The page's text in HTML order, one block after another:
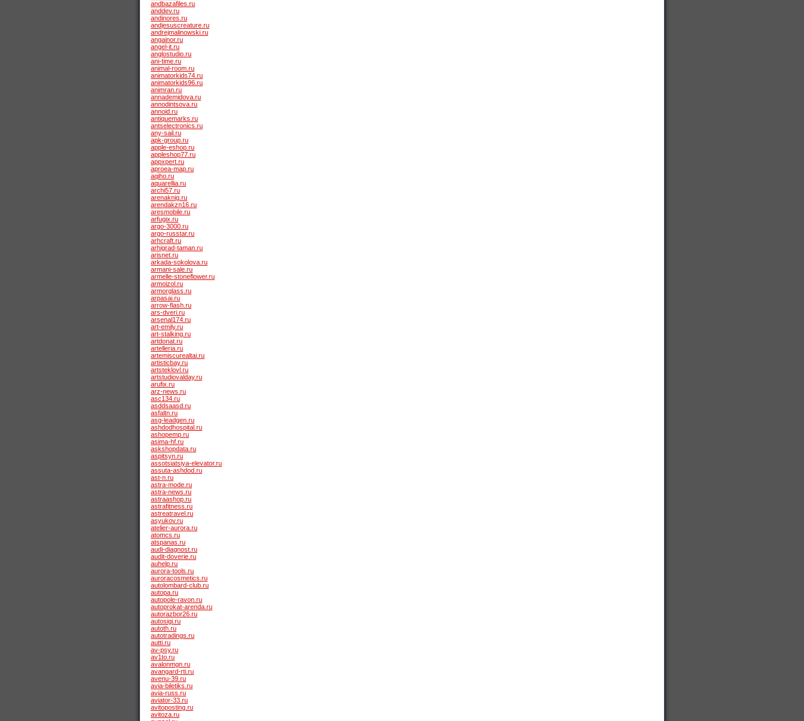
andbazafiles.ru
anddev.ru
andinores.ru
andjesuscreature.ru
andrejmalinowski.ru
angainor.ru
angel-it.ru
anglostudio.ru
ani-time.ru
animal-room.ru
animatorkids74.ru
animatorkids96.ru
animran.ru
annademidova.ru
annodintsova.ru
annoid.ru
antiquemarks.ru
antselectronics.ru
any-sail.ru
apk-group.ru
apple-eshop.ru
appleshop77.ru
appxpert.ru
aproea-map.ru
aqiho.ru
aquarellia.ru
archi57.ru
arenaknig.ru
arendakzn16.ru
aresmobile.ru
arfugix.ru
argo-3000.ru
argo-russtar.ru
arhcraft.ru
arhigrad-taman.ru
arisnet.ru
arkada-sokolova.ru
armani-sale.ru
armelle-stoneflower.ru
armoizol.ru
armorglass.ru
arpasai.ru
arrow-flash.ru
ars-dveri.ru
arsenal174.ru
art-emily.ru
art-stalking.ru
artdonat.ru
artelleria.ru
artemiscurealtai.ru
artisticbay.ru
artsteklovl.ru
artstudiovalday.ru
arufix.ru
arz-news.ru
asc134.ru
asddsaasd.ru
asfaltn.ru
asg-leadgen.ru
ashdodhospital.ru
ashopemp.ru
asima-hf.ru
askshopdata.ru
aspitsyn.ru
assotsiatsiya-elevator.ru
assuta-ashdod.ru
ast-n.ru
astra-mode.ru
astra-news.ru
astraashop.ru
astrafitness.ru
astreatravel.ru
asyukov.ru
atelier-aurora.ru
atomcs.ru
atspanas.ru
audi-diagnost.ru
audit-doverie.ru
auhelp.ru
aurora-tools.ru
auroracosmetics.ru
autolombard-club.ru
autopa.ru
autopole-ravon.ru
autoprokat-arenda.ru
autorazbor26.ru
autosigi.ru
autoth.ru
autotradings.ru
autti.ru
av-psy.ru
av1to.ru
avalonmgn.ru
avangard-rti.ru
avenu-39.ru
avia-biletiks.ru
avia-russ.ru
aviator-33.ru
avitoposting.ru
avitoza.ru